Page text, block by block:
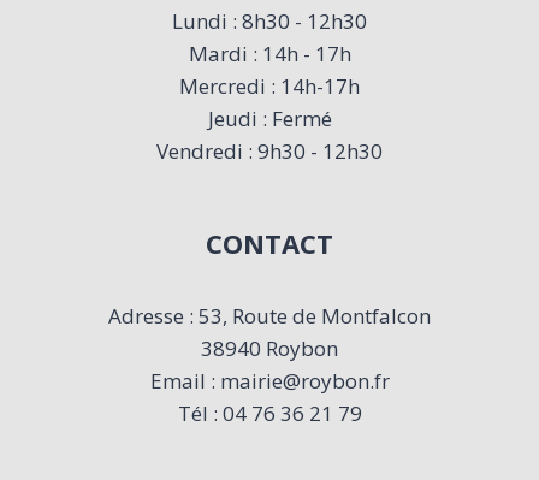
Lundi : 8h30 - 12h30
Mardi : 14h - 17h
Mercredi : 14h-17h
Jeudi : Fermé
Vendredi : 9h30 - 12h30
CONTACT
Adresse : 53, Route de Montfalcon
38940 Roybon
Email : mairie@roybon.fr
Tél : 04 76 36 21 79